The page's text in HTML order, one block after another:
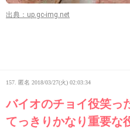
出典：up.gc-img.net
157. 匿名 2018/03/27(火) 02:03:34
バイオのチョイ役笑っ
てっきりかなり重要な